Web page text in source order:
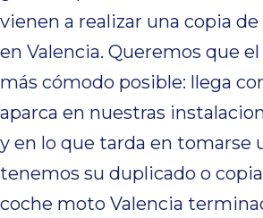
vienen a realizar una copia
en Valencia. Queremos que
más cómodo posible: llega
aparca en nuestras
y en lo que tarda en tomarse
tenemos su duplicado o
coche moto Valencia